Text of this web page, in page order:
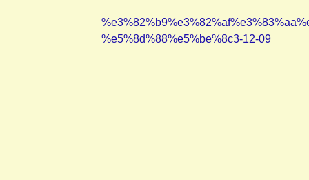
%e5%8d%88%e5%be%8c3-12-09